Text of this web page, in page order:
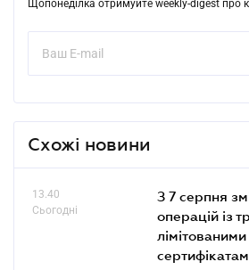
Щопонеділка отримуйте weekly-digest про
Схожі новини
13.40
Сьогодні
З 7 серпня
операцій із